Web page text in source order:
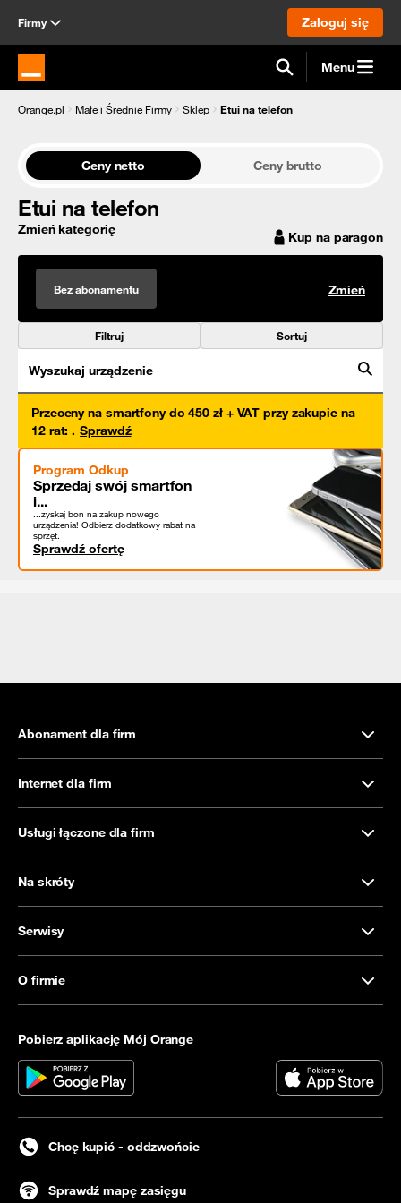
Firmy Zaloguj się
Strona główna Orange.pl Menu
Orange.pl Małe i Średnie Firmy Sklep Etui na telefon
Ceny netto Ceny brutto
Etui na telefon
Zmień kategorię Kup na paragon
Bez abonamentu Zmień
Filtruj Sortuj
Wyszukaj urządzenie
Przeceny na smartfony do 450 zł + VAT przy zakupie na
12 rat: . Sprawdź
Program Odkup
Sprzedaj swój smartfon
i...
...zyskaj bon na zakup nowego
urządzenia! Odbierz dodatkowy rabat na
sprzęt.
Sprawdź ofertę
Abonament dla firm
Internet dla firm
Usługi łączone dla firm
Na skróty
Serwisy
O firmie
Pobierz aplikację Mój Orange
Chcę kupić - oddzwońcie
Sprawdź mapę zasięgu